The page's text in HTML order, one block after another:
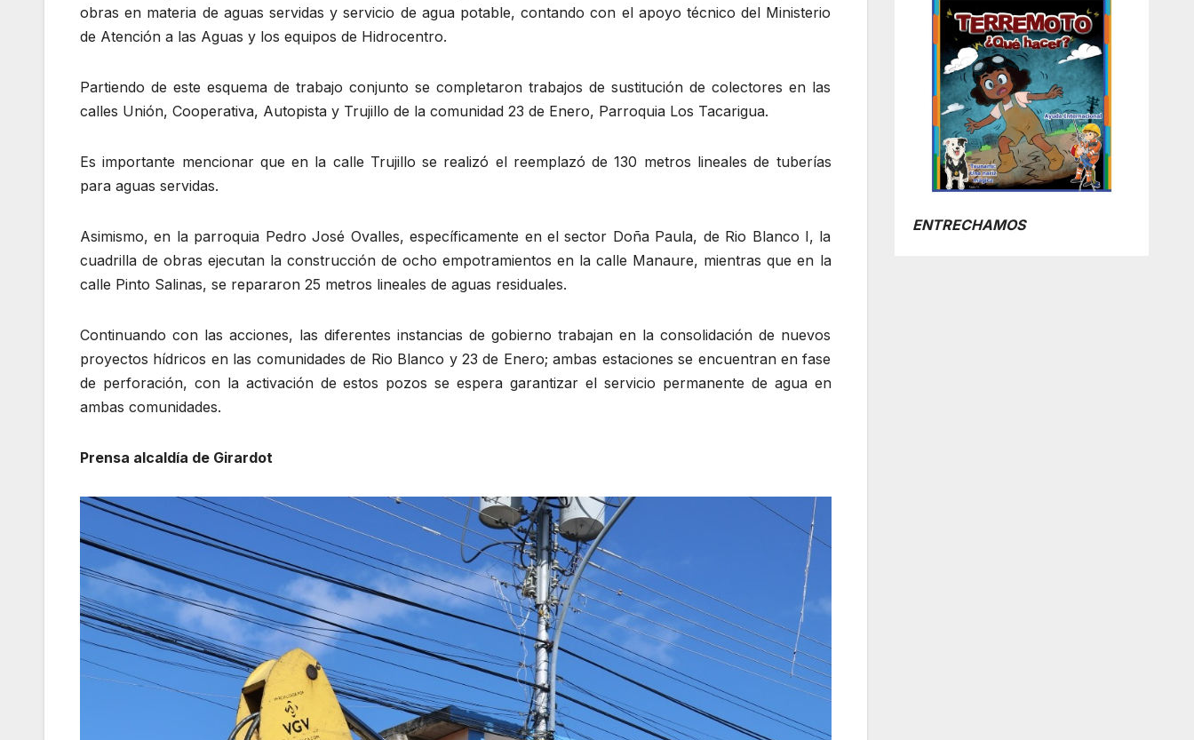
obras en materia de aguas servidas y servicio de agua potable, contando con el apoyo técnico del Ministerio
de Atención a las Aguas y los equipos de Hidrocentro.
Partiendo de este esquema de trabajo conjunto se completaron trabajos de sustitución de colectores en las
calles Unión, Cooperativa, Autopista y Trujillo de la comunidad 23 de Enero, Parroquia Los Tacarigua.
Es importante mencionar que en la calle Trujillo se realizó el reemplazó de 130 metros lineales de tuberías
para aguas servidas.
Asimismo, en la parroquia Pedro José Ovalles, específicamente en el sector Doña Paula, de Rio Blanco I, la
cuadrilla de obras ejecutan la construcción de ocho empotramientos en la calle Manaure, mientras que en la
calle Pinto Salinas, se repararon 25 metros lineales de aguas residuales.
Continuando con las acciones, las diferentes instancias de gobierno trabajan en la consolidación de nuevos
proyectos hídricos en las comunidades de Rio Blanco y 23 de Enero; ambas estaciones se encuentran en fase
de perforación, con la activación de estos pozos se espera garantizar el servicio permanente de agua en
ambas comunidades.
Prensa alcaldía de Girardot
ENTRECHAMOS